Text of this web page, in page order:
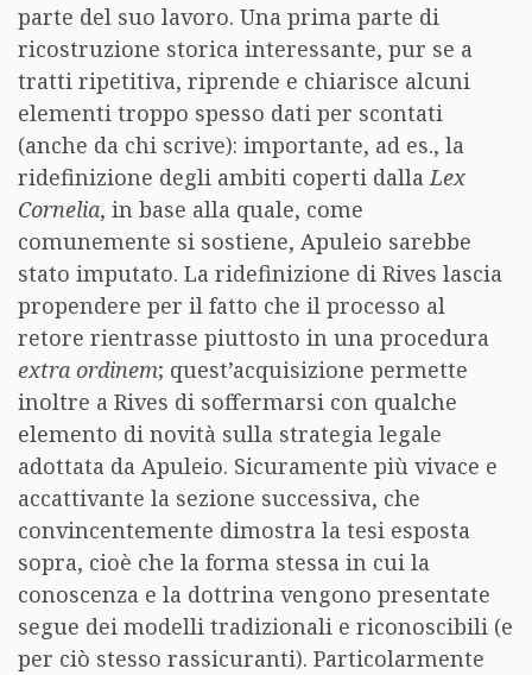
parte del suo lavoro. Una prima parte di
ricostruzione storica interessante, pur se a
tratti ripetitiva, riprende e chiarisce alcuni
elementi troppo spesso dati per scontati
(anche da chi scrive): importante, ad es., la
ridefinizione degli ambiti coperti dallaLex
Cornelia, in base alla quale, come
comunemente si sostiene, Apuleio sarebbe
stato imputato. La ridefinizione di Rives lascia
propendere per il fatto che il processo al
retore rientrasse piuttosto in una procedura
extra ordinem; quest’acquisizione permette
inoltre a Rives di soffermarsi con qualche
elemento di novità sulla strategia legale
adottata da Apuleio. Sicuramente più vivace e
accattivante la sezione successiva, che
convincentemente dimostra la tesi esposta
sopra, cioè che la forma stessa in cui la
conoscenza e la dottrina vengono presentate
segue dei modelli tradizionali e riconoscibili (e
per ciò stesso rassicuranti). Particolarmente